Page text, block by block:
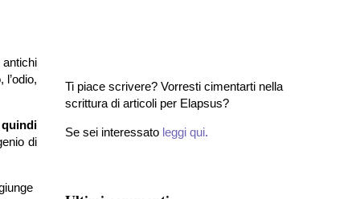
di
Ti piace scrivere? Vorresti cimentarti nella
scrittura di articoli per Elapsus?
Se sei interessato leggi qui.